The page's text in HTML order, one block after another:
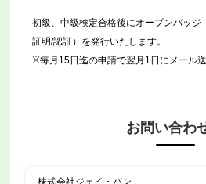
初級、中級検定合格後にオープンバッジ
証明/認証）を発行いたします。
※毎月15日迄の申請で翌月1日にメール
お問い合わ
株式会社ジェイ・バン